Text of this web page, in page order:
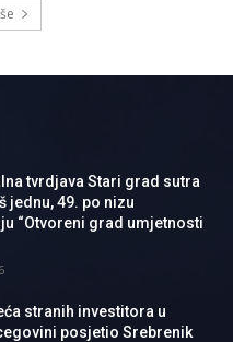
tvrdjava Stari grad sutra
jednu, 49. po nizu
“Otvoreni grad umjetnosti
stranih investitora u
posjetio Srebrenik